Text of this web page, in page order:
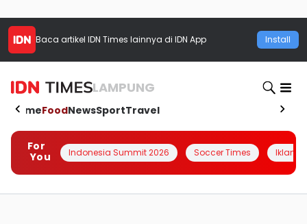
Baca artikel IDN Times lainnya di IDN App Install
LAMPUNG
HomeFoodNewsSportTravel
For
You
Indonesia Summit 2026 Soccer Times Iklanin